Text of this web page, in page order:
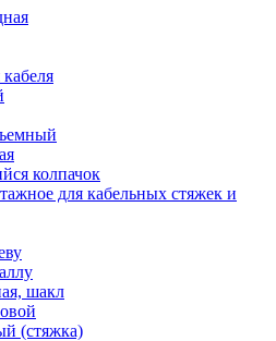
колпачок
для кабельных стяжек и
шакл
(стяжка)